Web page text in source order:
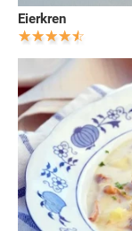
Eierkren